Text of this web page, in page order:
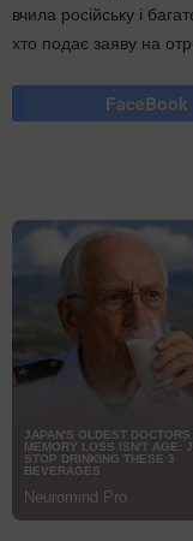
вчила російську і
хто подає заяву на
FaceBook